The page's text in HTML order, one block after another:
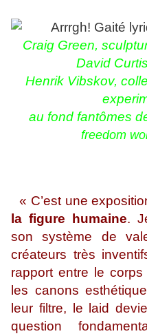
Craig Green,
David
Henrik Vibskov,
au fond fantômes
freedom
« C’est une
la figure humaine.
son système de
créateurs très
rapport entre le
les canons
leur filtre, le laid
question